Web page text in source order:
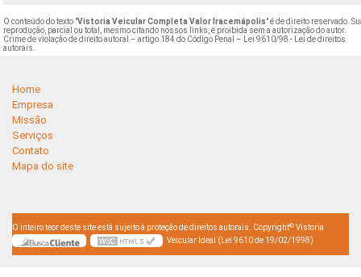
O conteúdo do texto "Vistoria Veicular Completa Valor Iracemápolis" é de direito reservado.
reprodução, parcial ou total, mesmo citando nossos links, é proibida sem a autorização do autor.
Crime de violação de direito autoral – artigo 184 do Código Penal –
Lei 9610/98 - Lei de direitos
autorais
Home
Empresa
Missão
Serviços
Contato
Mapa do site
O inteiro teor deste site está sujeito à proteção de direitos autorais. Copyright© Vistoria
Veicular Ideal (Lei 9610 de 19/02/1998)